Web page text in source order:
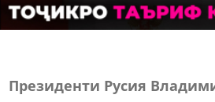
Президенти Русия